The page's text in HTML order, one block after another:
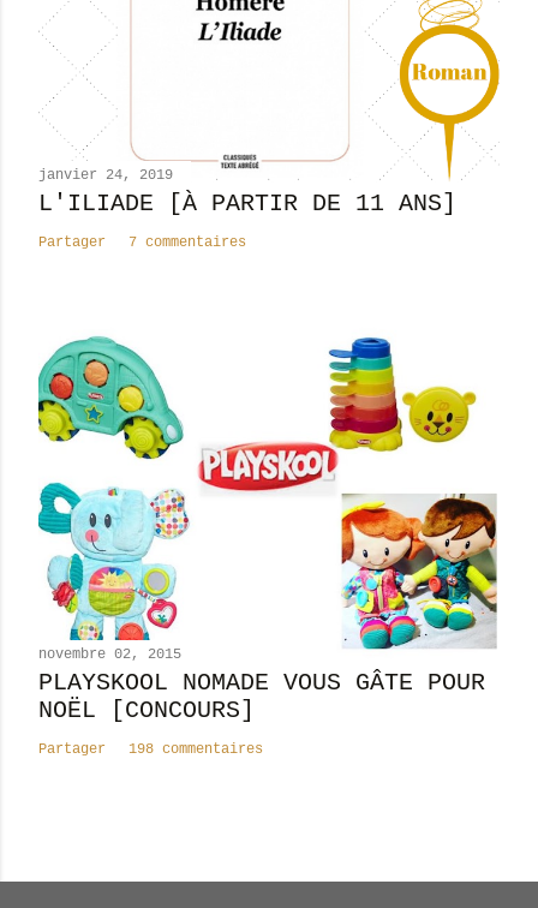
c
m
n
t
i
janvier 24, 2019
L'ILIADE [À PARTIR DE 11 ANS]
Partager 7 commentaires
novembre 02, 2015
PLAYSKOOL NOMADE VOUS GÂTE POUR
NOËL [CONCOURS]
Partager 198 commentaires